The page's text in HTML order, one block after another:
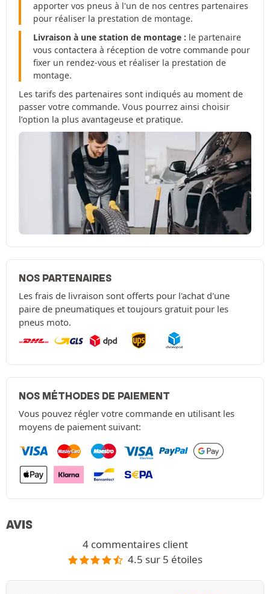
apporter vos pneus à l'un de nos centres partenaires
pour réaliser la prestation de montage.
Livraison à une station de montage : le partenaire
vous contactera à réception de votre commande pour
fixer un rendez-vous et réaliser la prestation de
montage.
Les tarifs des partenaires sont indiqués au moment de
passer votre commande. Vous pourrez ainsi choisir
l’option la plus avantageuse et pratique.
NOS PARTENAIRES
Les frais de livraison sont offerts pour l'achat d'une
paire de pneumatiques et toujours gratuit pour les
pneus moto.
NOS MÉTHODES DE PAIEMENT
Vous pouvez régler votre commande en utilisant les
moyens de paiement suivant:
AVIS
4 commentaires client
4.5 sur 5 étoiles